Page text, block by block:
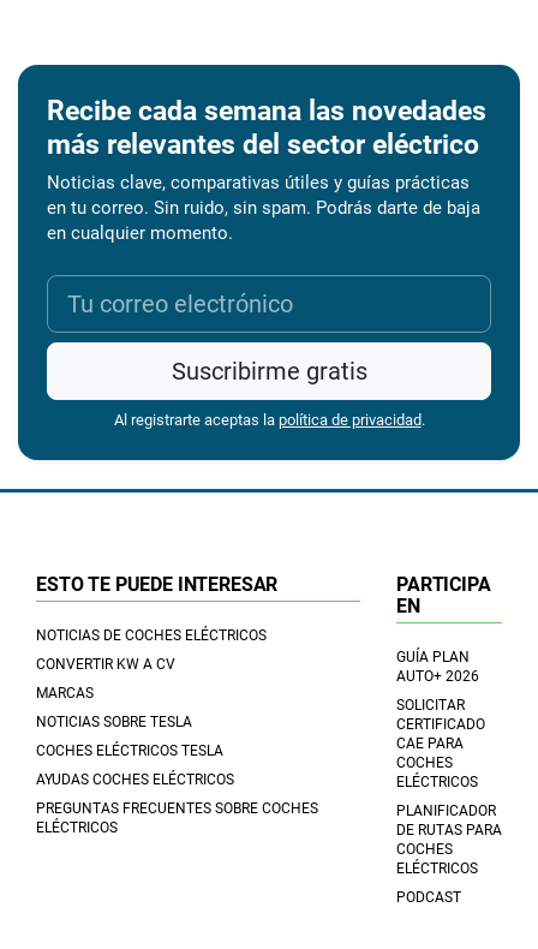
Recibe cada semana las novedades
más relevantes del sector eléctrico
Noticias clave, comparativas útiles y guías prácticas
en tu correo. Sin ruido, sin spam. Podrás darte de baja
en cualquier momento.
Suscribirme gratis
Al registrarte aceptas la política de privacidad.
ESTO TE PUEDE INTERESAR
NOTICIAS DE COCHES ELÉCTRICOS
CONVERTIR KW A CV
MARCAS
NOTICIAS SOBRE TESLA
COCHES ELÉCTRICOS TESLA
AYUDAS COCHES ELÉCTRICOS
PREGUNTAS FRECUENTES SOBRE COCHES
ELÉCTRICOS
PARTICIPA
EN
GUÍA PLAN
AUTO+ 2026
SOLICITAR
CERTIFICADO
CAE PARA
COCHES
ELÉCTRICOS
PLANIFICADOR
DE RUTAS PARA
COCHES
ELÉCTRICOS
PODCAST